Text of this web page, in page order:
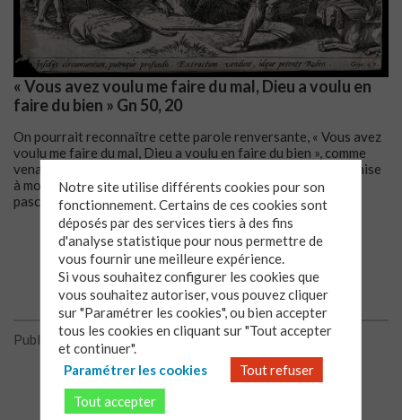
« Vous avez voulu me faire du mal, Dieu a voulu en
faire du bien » Gn 50, 20
On pourrait reconnaître cette parole renversante, « Vous avez
voulu me faire du mal, Dieu a voulu en faire du bien », comme
venant de la bouche du Christ Jésus, lui qui est passé de la mise
à mort injuste et violente à la vie par la résurrection
pascale.Lire la suite
Publié le 02/06/2026
Notre site utilise différents cookies pour son
fonctionnement. Certains de ces cookies sont
déposés par des services tiers à des fins
d'analyse statistique pour nous permettre de
vous fournir une meilleure expérience.
Si vous souhaitez configurer les cookies que
vous souhaitez autoriser, vous pouvez cliquer
sur "Paramétrer les cookies", ou bien accepter
tous les cookies en cliquant sur "Tout accepter
et continuer".
Paramétrer les cookies
Tout refuser
Tout accepter